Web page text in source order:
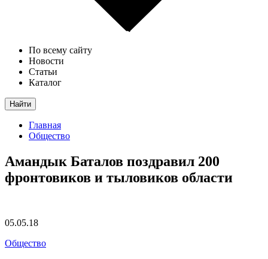
По всему сайту
Новости
Статьи
Каталог
Найти
Главная
Общество
Амандык Баталов поздравил 200
фронтовиков и тыловиков области
05.05.18
Общество